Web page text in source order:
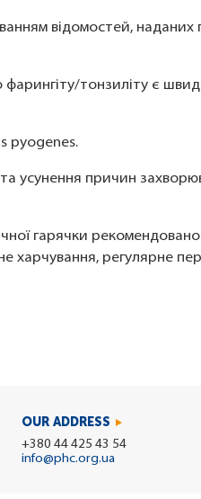
відомостей, наданих
тонзиліту є
pyogenes.
та усунення причин
гарячки
харчування, регулярне
OUR ADDRESS
+380 44 425 43 54
info@phc.org.ua